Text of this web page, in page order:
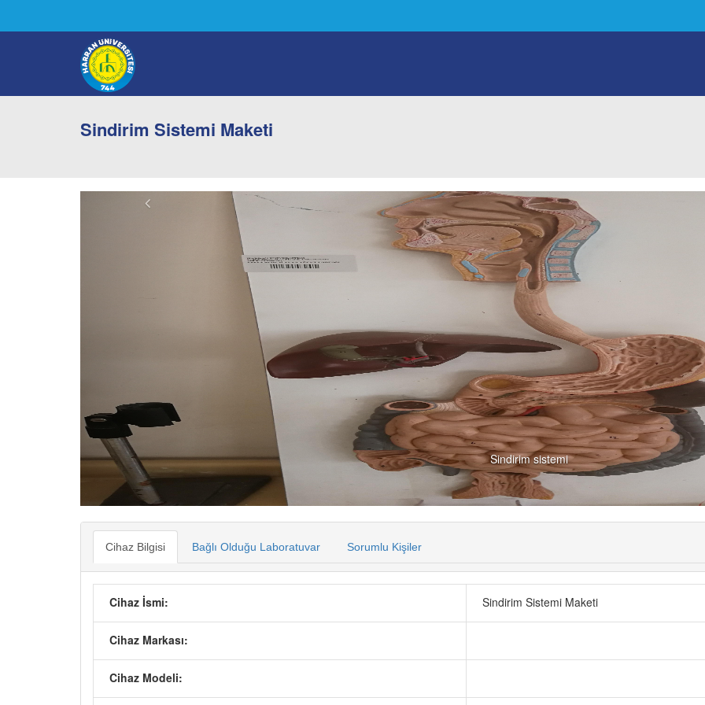
Sindirim Sistemi Maketi
Sindirim sistemi
Cihaz Bilgisi Bağlı Olduğu Laboratuvar Sorumlu Kişiler
Cihaz İsmi: Sindirim Sistemi Maketi
Cihaz Markası:
Cihaz Modeli: